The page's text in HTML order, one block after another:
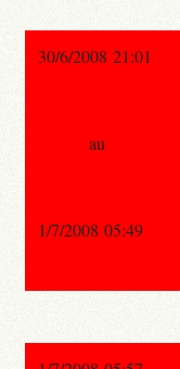
30/6/2008 21:01
au
1/7/2008 05:49